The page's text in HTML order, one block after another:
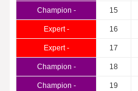
Champion - 15
Expert - 16
Expert - 17
Champion - 18
Champion - 19